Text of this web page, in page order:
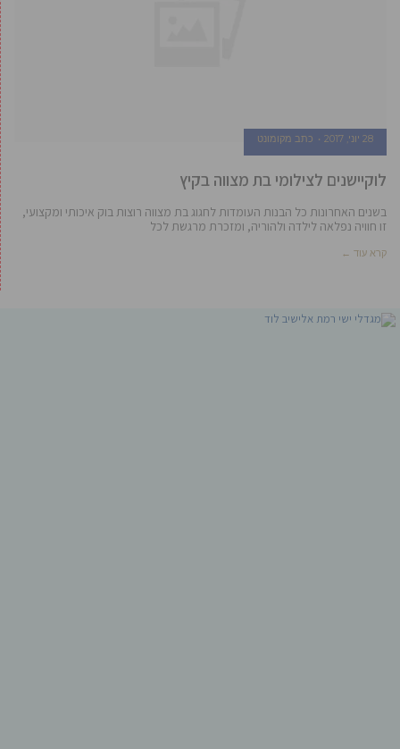
28 יוני, 2017 כתב מקומונט
לוקיישנים לצילומי בת מצווה בקיץ
בשנים האחרונות כל הבנות העומדות לחגוג בת מצווה רוצות בוק איכותי ומקצועי,
זו חוויה נפלאה לילדה ולהוריה, ומזכרת מרגשת לכל
קרא עוד ←